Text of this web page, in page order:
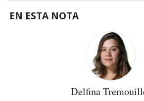
EN ESTA NOTA
Delfina